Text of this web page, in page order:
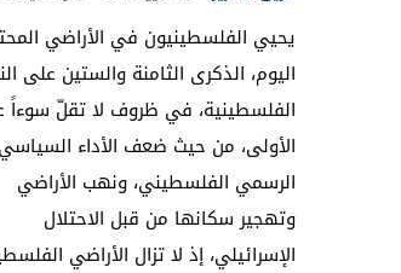
يحيي الفلسطينيون في الأراضي
اليوم، الذكرى الثامنة والستين على
الفلسطينية، في ظروف لا تقلّ سوءاً
الأولى، من حيث ضعف الأداء السياسي
الرسمي الفلسطيني، ونهب الأراضي
وتهجير سكانها من قبل الاحتلال
الإسرائيلي، إذ لا تزال الأراضي